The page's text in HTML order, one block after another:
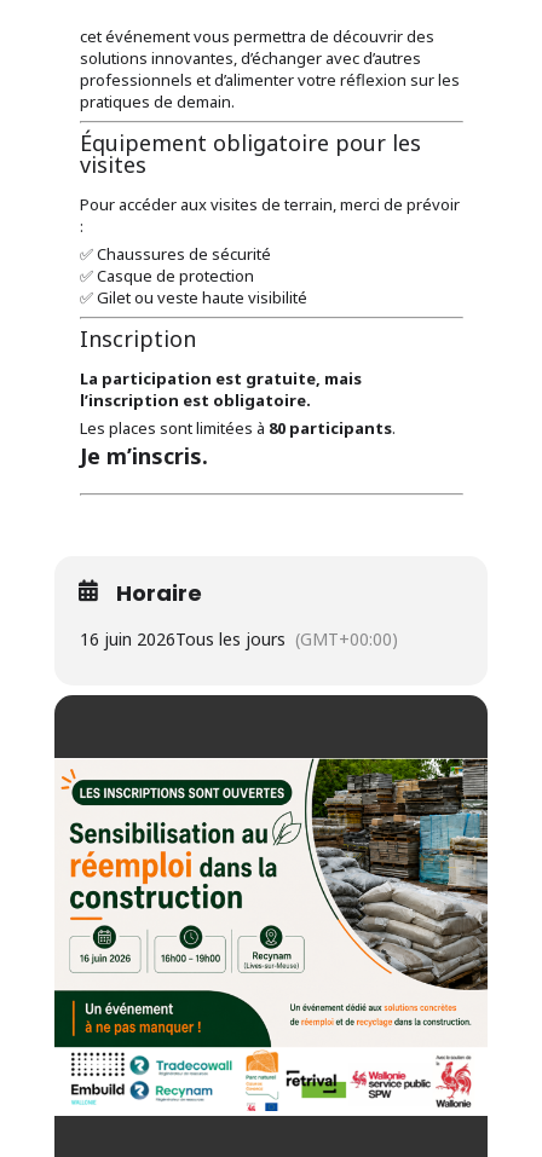
cet événement vous permettra de découvrir des
solutions innovantes, d’échanger avec d’autres
professionnels et d’alimenter votre réflexion sur les
pratiques de demain.
Équipement obligatoire pour les
visites
Pour accéder aux visites de terrain, merci de prévoir
:
✅ Chaussures de sécurité
✅ Casque de protection
✅ Gilet ou veste haute visibilité
Inscription
La participation est gratuite, mais
l’inscription est obligatoire.
Les places sont limitées à 80 participants.
Je m’inscris.
Horaire
16 juin 2026Tous les jours (GMT+00:00)